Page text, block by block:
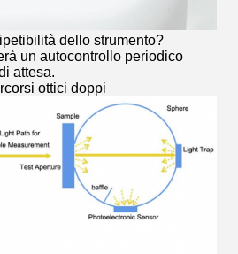
dello strumento?
un autocontrollo periodico
attesa.
ottici doppi